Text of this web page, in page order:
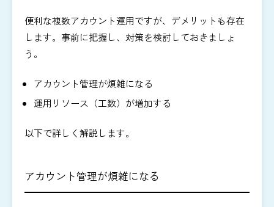
便利な複数アカウント運用ですが、デメリットも存在
します。事前に把握し、対策を検討しておきましょ
う。
アカウント管理が煩雑になる
運用リソース（工数）が増加する
以下で詳しく解説します。
アカウント管理が煩雑になる